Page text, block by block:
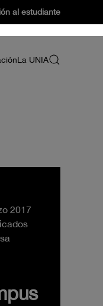
al estudiante
La UNIA
2017